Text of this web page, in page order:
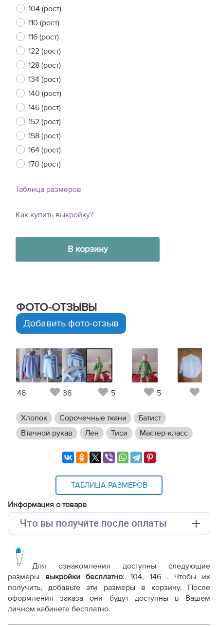
104 (рост)
110 (рост)
116 (рост)
122 (рост)
128 (рост)
134 (рост)
140 (рост)
146 (рост)
152 (рост)
158 (рост)
164 (рост)
170 (рост)
Таблица размеров
Как купить выкройку?
В корзину
ФОТО-ОТЗЫВЫ
Добавить фото-отзыв
46 36 5 5
Хлопок Сорочечные ткани
Батист
Втачной рукав
Лен Тиси Мастер-класс
ТАБЛИЦА РАЗМЕРОВ
Информация о товаре
Что вы получите после оплаты
Выкройка PDF для печати на принтере A4 или
плоттере A0 с шириной печати 810мм в зависимости
от выбора формата
Инструкция-рубашка-Эрин508.pdf
Дополнительные файлы:
Для ознакомления доступны следующие
размеры
выкройки бесплатно: 104, 146 . Чтобы их
получить, добавьте эти размеры в корзину. После
оформления заказа они будут доступны в Вашем
личном кабинете бесплатно.